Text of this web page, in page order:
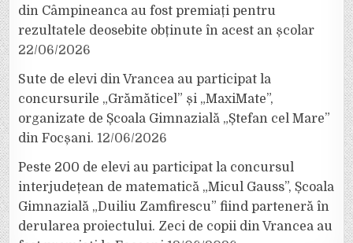
din Câmpineanca au fost premiați pentru
rezultatele deosebite obținute în acest an școlar
22/06/2026
Sute de elevi din Vrancea au participat la
concursurile „Grămăticel” și „MaxiMate”,
organizate de Școala Gimnazială „Ștefan cel Mare”
din Focșani. 12/06/2026
Peste 200 de elevi au participat la concursul
interjudețean de matematică „Micul Gauss”, Școala
Gimnazială „Duiliu Zamfirescu” fiind parteneră în
derularea proiectului. Zeci de copii din Vrancea au